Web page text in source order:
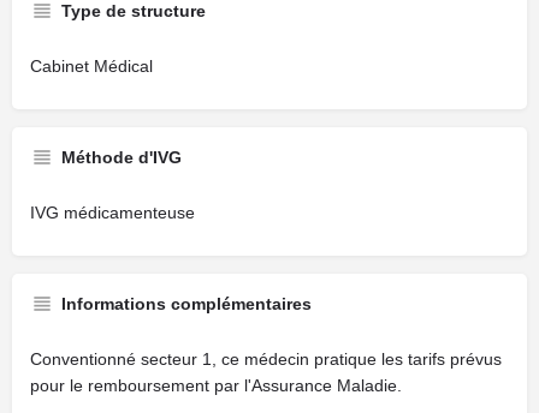
Type de structure
Cabinet Médical
Méthode d'IVG
IVG médicamenteuse
Informations complémentaires
Conventionné secteur 1, ce médecin pratique les tarifs prévus
pour le remboursement par l'Assurance Maladie.